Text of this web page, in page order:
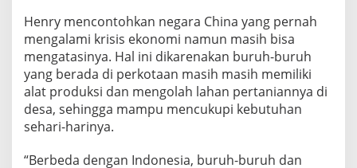
t
a
n
P
a
n
g
i
Henry mencontohkan negara China yang pernah
mengalami krisis ekonomi namun masih bisa
mengatasinya. Hal ini dikarenakan buruh-buruh
yang berada di perkotaan masih masih memiliki
alat produksi dan mengolah lahan pertaniannya di
desa, sehingga mampu mencukupi kebutuhan
sehari-harinya.
“Berbeda dengan Indonesia, buruh-buruh dan